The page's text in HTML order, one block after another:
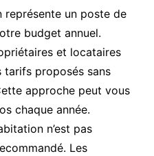
représente un poste de
budget annuel.
et locataires
tarifs proposés sans
approche peut vous
chaque année.
n’est pas
Les